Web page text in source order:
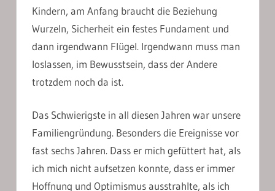
Kindern, am Anfang braucht die Beziehung
Wurzeln, Sicherheit ein festes Fundament und
dann irgendwann Flügel. Irgendwann muss man
loslassen, im Bewusstsein, dass der Andere
trotzdem noch da ist.
Das Schwierigste in all diesen Jahren war unsere
Familiengründung. Besonders die Ereignisse vor
fast sechs Jahren. Dass er mich gefüttert hat, als
ich mich nicht aufsetzen konnte, dass er immer
Hoffnung und Optimismus ausstrahlte, als ich